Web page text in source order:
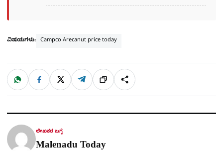
ವಿಷಯಗಳು: Campco Arecanut price today
ಹಂಚಿಕೊಳ್ಳಿ
W
a
t
p
F
c
e
o
X T
l
e
a
ಲಿಂ
ಕ್
S
h
a
ಲೇಖಕರ ಬಗ್ಗೆ
Malenadu Today